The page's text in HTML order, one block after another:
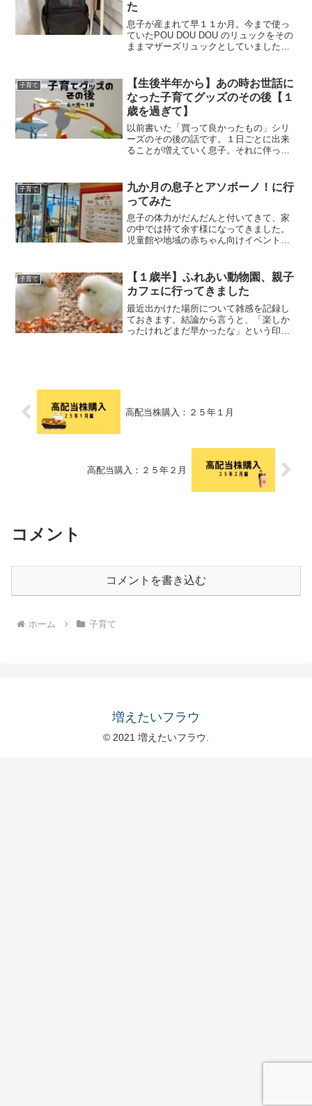
た
息子が産まれて早１１か月。今まで使っ
ていたPOU DOU DOU のリュックをその
ままマザーズリュックとしていました
０Lより多い普段使い出来る落ち着いた色
合いポケット多...
子育て
【生後半年から】あの時お世話に
なった子育てグッズのその後【１
歳を過ぎて】
以前書いた「買って良かったもの」シリ
ーズのその後の話です。１日ごとに出来
ることが増えていく息子。それに伴っ
物が、いつまで役に立ったのか？早速み
ていきましょう。買って良か...
子育て
九か月の息子とアソボーノ！に行
ってみた
息子の体力がだんだんと付いてきて、家
の中では持て余す様になってきました。
児童館や地域の赤ちゃん向けイベントに
まだ暑いから室内がいい！授乳室もあっ
て、大人もごはんが食べら...
子育て
【１歳半】ふれあい動物園、親子
カフェに行ってきました
最近出かけた場所について雑感を記録し
ておきます。結論から言うと、「楽しか
ったけれどまだ早かったな」という印象
高配当株購入：２５年１月
高配当購入：２５年２月
コメント
コメントを書き込む
ホーム 子育て
増えたいフラウ
© 2021 増えたいフラウ.